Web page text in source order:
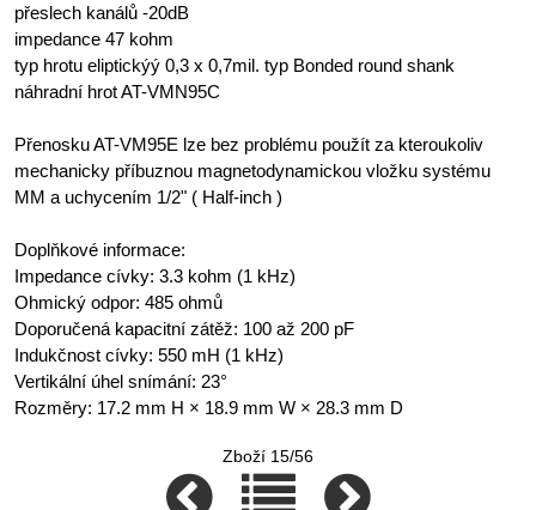
přeslech kanálů -20dB
impedance 47 kohm
typ hrotu eliptickýý 0,3 x 0,7mil. typ Bonded round shank
náhradní hrot AT-VMN95C
Přenosku AT-VM95E lze bez problému použít za kteroukoliv
mechanicky příbuznou magnetodynamickou vložku systému
MM a uchycením 1/2" ( Half-inch )
Doplňkové informace:
Impedance cívky: 3.3 kohm (1 kHz)
Ohmický odpor: 485 ohmů
Doporučená kapacitní zátěž: 100 až 200 pF
Indukčnost cívky: 550 mH (1 kHz)
Vertikální úhel snímání: 23°
Rozměry: 17.2 mm H × 18.9 mm W × 28.3 mm D
Zboží 15/56